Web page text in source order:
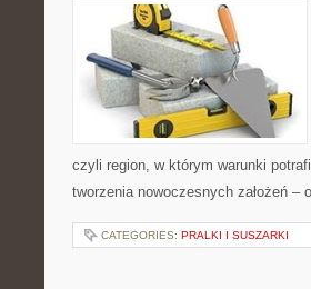
czyli region, w którym warunki
tworzenia nowoczesnych założeń –
CATEGORIES: PRALKI I SUSZARKI